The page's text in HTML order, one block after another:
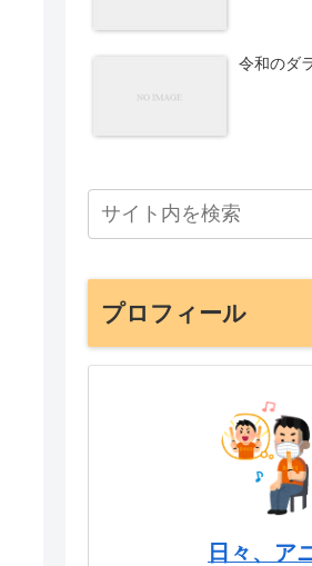
令和のダ
プロフィール
日々、ア